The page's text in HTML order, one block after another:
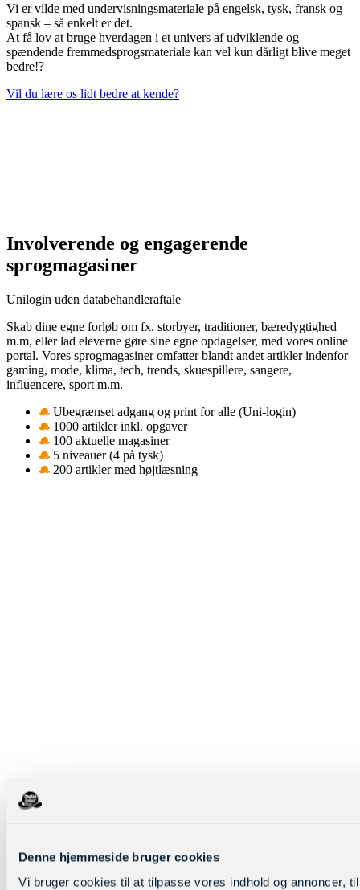
Denne hjemmeside bruger cookies
Vi bruger cookies til at tilpasse vores indhold og annoncer,
Vi er vilde med undervisningsmateriale på engelsk, tysk, fransk og
spansk – så enkelt er det.
At få lov at bruge hverdagen i et univers af udviklende og
spændende fremmedsprogsmateriale kan vel kun dårligt blive meget
bedre!?
Vil du lære os lidt bedre at kende?
Involverende og engagerende
sprogmagasiner
Unilogin uden databehandleraftale
Skab dine egne forløb om fx. storbyer, traditioner, bæredygtighed
m.m, eller lad eleverne gøre sine egne opdagelser, med vores online
portal. Vores sprogmagasiner omfatter blandt andet artikler indenfor
gaming, mode, klima, tech, trends, skuespillere, sangere,
influencere, sport m.m.
Ubegrænset adgang og print for alle (Uni-login)
1000 artikler inkl. opgaver
100 aktuelle magasiner
5 niveauer (4 på tysk)
200 artikler med højtlæsning